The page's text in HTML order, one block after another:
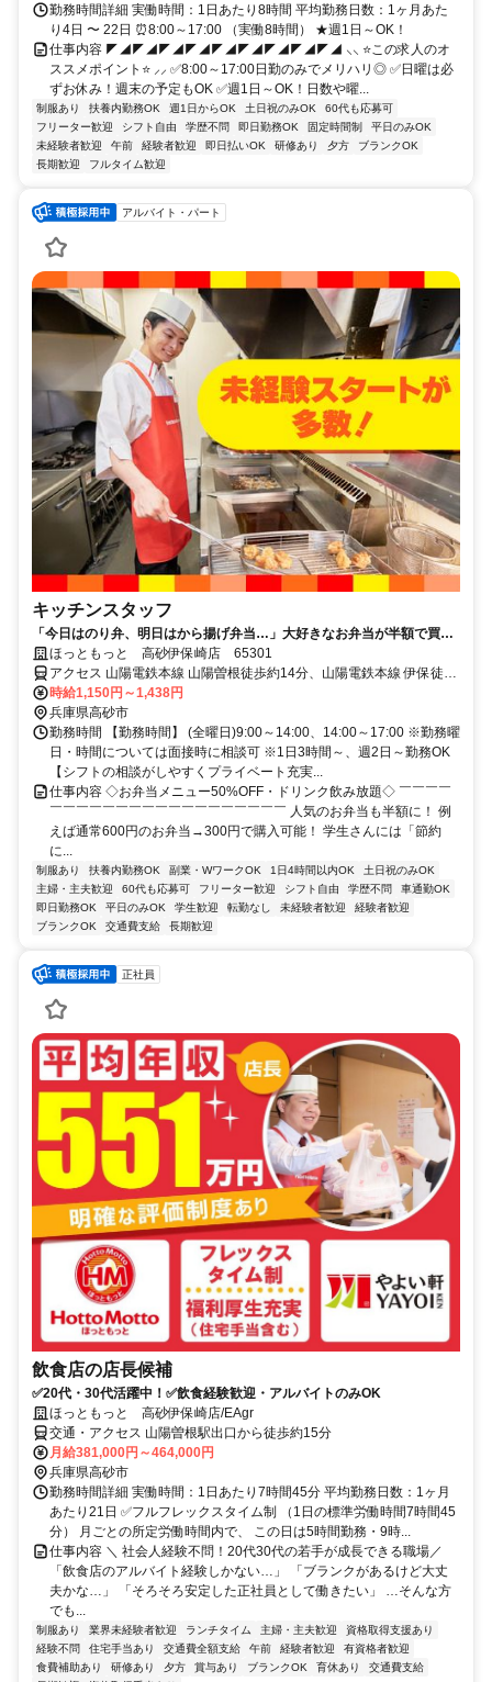
勤務時間詳細 実働時間：1日あたり8時間 平均勤務日数：1ヶ月あた
り4日 〜 22日 ⏰8:00～17:00 （実働8時間） ★週1日～OK！
仕事内容 ◤◢◤◢◤◢◤◢◤◢◤◢◤◢◤◢◤◢ ⸜⸜ ⭐この求人のオ
ススメポイント⭐ ⸝⸝ ✅8:00～17:00日勤のみでメリハリ◎ ✅日曜は必
ずお休み！週末の予定もOK ✅週1日～OK！日数や曜...
制服あり 扶養内勤務OK 週1日からOK 土日祝のみOK
60代も応募可
フリーター歓迎
シフト自由 学歴不問 即日勤務OK 固定時間制
平日のみOK
未経験者歓迎
午前 経験者歓迎 即日払いOK 研修あり 夕方
ブランクOK
長期歓迎
フルタイム歓迎
アルバイト・パート
キッチンスタッフ
「今日はのり弁、明日はから揚げ弁当…」大好きなお弁当が半額で買え
るから、今日も働くのが楽しみだ。
ほっともっと 高砂伊保崎店 65301
アクセス 山陽電鉄本線 山陽曽根徒歩約14分、山陽電鉄本線 伊保徒歩
約16分、山陽電鉄本線 荒井（兵庫県）徒歩約30分 めじるし：コメダ
珈琲さんの隣
時給1,150円～1,438円
兵庫県高砂市
勤務時間 【勤務時間】 (全曜日)9:00～14:00、14:00～17:00 ※勤務曜
日・時間については面接時に相談可 ※1日3時間～、週2日～勤務OK
【シフトの相談がしやすくプライベート充実...
仕事内容 ◇お弁当メニュー50%OFF・ドリンク飲み放題◇ ￣￣￣￣
￣￣￣￣￣￣￣￣￣￣￣￣￣￣￣￣￣￣ 人気のお弁当も半額に！ 例
えば通常600円のお弁当→300円で購入可能！ 学生さんには「節約
に...
制服あり 扶養内勤務OK 副業・WワークOK 1日4時間以内OK
土日祝のみOK
主婦・主夫歓迎
60代も応募可 フリーター歓迎 シフト自由 学歴不問
車通勤OK
即日勤務OK
平日のみOK 学生歓迎 転勤なし 未経験者歓迎
経験者歓迎
ブランクOK
交通費支給 長期歓迎
正社員
飲食店の店長候補
✅20代・30代活躍中！✅飲食経験歓迎・アルバイトのみOK
ほっともっと 高砂伊保崎店/EAgr
交通・アクセス 山陽曽根駅出口から徒歩約15分
月給381,000円～464,000円
兵庫県高砂市
勤務時間詳細 実働時間：1日あたり7時間45分 平均勤務日数：1ヶ月
あたり21日 ✅フルフレックスタイム制 （1日の標準労働時間7時間45
分） 月ごとの所定労働時間内で、 この日は5時間勤務・9時...
仕事内容 ＼ 社会人経験不問！20代30代の若手が成長できる職場／
「飲食店のアルバイト経験しかない…」 「ブランクがあるけど大丈
夫かな…」 「そろそろ安定した正社員として働きたい」 …そんな方
でも...
制服あり 業界未経験者歓迎 ランチタイム 主婦・主夫歓迎
資格取得支援あり
経験不問
住宅手当あり 交通費全額支給 午前 経験者歓迎
有資格者歓迎
食費補助あり
研修あり 夕方 賞与あり ブランクOK 育休あり
交通費支給